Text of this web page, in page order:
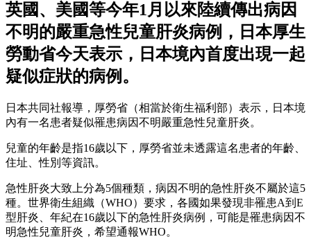
英國、美國等今年1月以來陸續傳出病因
不明的嚴重急性兒童肝炎病例，日本厚生
勞動省今天表示，日本境內首度出現一起
疑似症狀的病例。
日本共同社報導，厚勞省（相當於衛生福利部）表示，日本境
內有一名患者疑似罹患病因不明嚴重急性兒童肝炎。
兒童的年齡是指16歲以下，厚勞省並未透露這名患者的年齡、
住址、性別等資訊。
急性肝炎大致上分為5個種類，病因不明的急性肝炎不屬於這5
種。世界衛生組織（WHO）要求，各國如果發現非罹患A到E
型肝炎、年紀在16歲以下的急性肝炎病例，可能是罹患病因不
明急性兒童肝炎，希望通報WHO。